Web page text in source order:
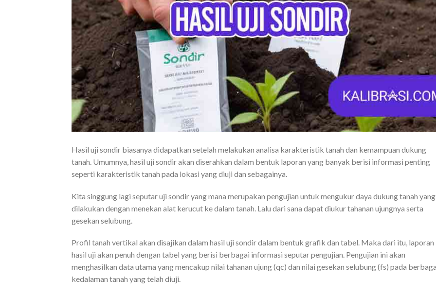
Hasil uji sondir biasanya didapatkan setelah melakukan analisa karakteristik tanah dan kemampuan dukung
tanah. Umumnya, hasil uji sondir akan diserahkan dalam bentuk laporan yang banyak berisi informasi penting
seperti karakteristik tanah pada lokasi yang diuji dan sebagainya.
Kita singgung lagi seputar uji sondir yang mana merupakan pengujian untuk mengukur daya dukung tanah yang
dilakukan dengan menekan alat kerucut ke dalam tanah. Lalu dari sana dapat diukur tahanan ujungnya serta
gesekan selubung.
Profil tanah vertikal akan disajikan dalam hasil uji sondir dalam bentuk grafik dan tabel. Maka dari itu, laporan
hasil uji akan penuh dengan tabel yang berisi berbagai informasi seputar pengujian. Pengujian ini akan
menghasilkan data utama yang mencakup nilai tahanan ujung (qc) dan nilai gesekan selubung (fs) pada
kedalaman tanah yang telah diuji.